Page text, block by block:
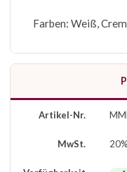
Farben: Weiß,
Artikel-Nr.
MwSt. 20%